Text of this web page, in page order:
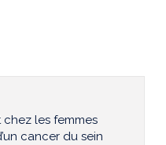
les femmes
cancer du sein